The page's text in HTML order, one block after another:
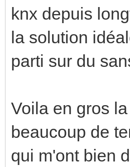
knx depuis
la solution
parti sur du
Voila en gros
beaucoup de
qui m'ont bien